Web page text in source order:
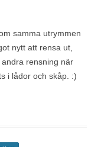
samma utrymmen
nytt att rensa ut,
andra rensning när
i lådor och skåp. :)